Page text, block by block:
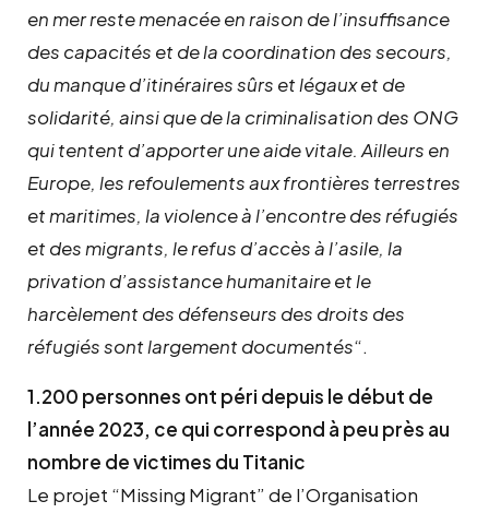
en mer reste menacée en raison de l’insuffisance
des capacités et de la coordination des secours,
du manque d’itinéraires sûrs et légaux et de
solidarité, ainsi que de la criminalisation des ONG
qui tentent d’apporter une aide vitale. Ailleurs en
Europe, les refoulements aux frontières terrestres
et maritimes, la violence à l’encontre des réfugiés
et des migrants, le refus d’accès à l’asile, la
privation d’assistance humanitaire et le
harcèlement des défenseurs des droits des
réfugiés sont largement documentés“.
1.200 personnes ont péri depuis le début de
l’année 2023, ce qui correspond à peu près au
nombre de victimes du Titanic
Le projet “Missing Migrant” de l’Organisation